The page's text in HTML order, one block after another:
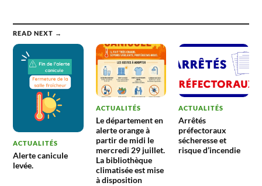
READ NEXT →
ACTUALITÉS
Alerte canicule
levée.
ACTUALITÉS
Le département en
alerte orange à
partir de midi le
mercredi 29 juillet.
La bibliothèque
climatisée est mise
à disposition
ACTUALITÉS
Arrêtés
préfectoraux
sécheresse et
risque d’incendie